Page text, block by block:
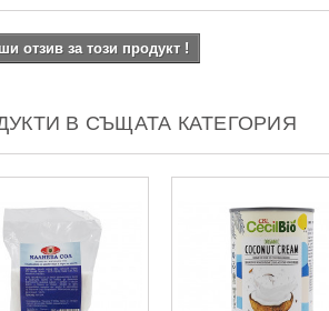
отзив за този продукт !
В СЪЩАТА КАТЕГОРИЯ